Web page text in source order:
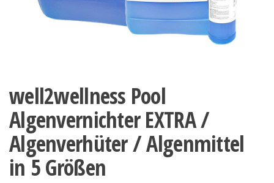
well2wellness Pool
Algenvernichter EXTRA /
Algenverhüter / Algenmittel
in 5 Größen